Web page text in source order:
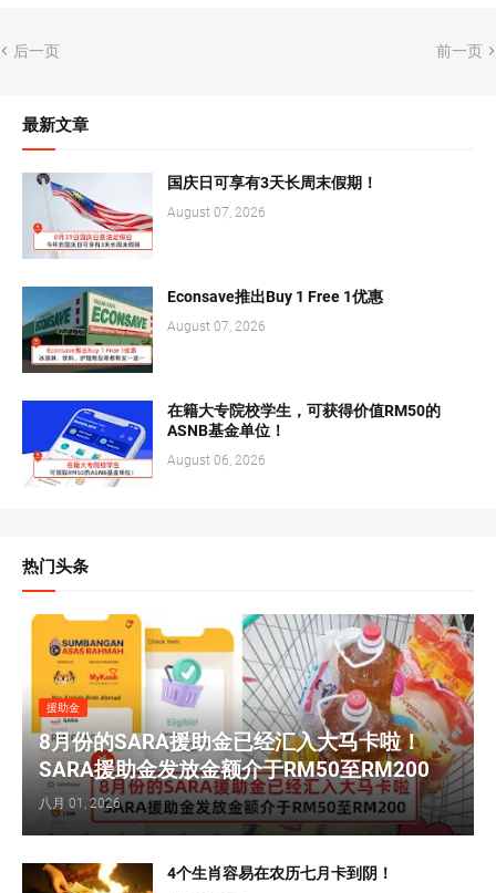
后一页 前一页
最新文章
国庆日可享有3天长周末假期！
August 07, 2026
Econsave推出Buy 1 Free 1优惠
August 07, 2026
在籍大专院校学生，可获得价值RM50的
ASNB基金单位！
August 06, 2026
热门头条
援助金
8月份的SARA援助金已经汇入大马卡啦！
SARA援助金发放金额介于RM50至RM200
八月 01, 2026
4个生肖容易在农历七月卡到阴！